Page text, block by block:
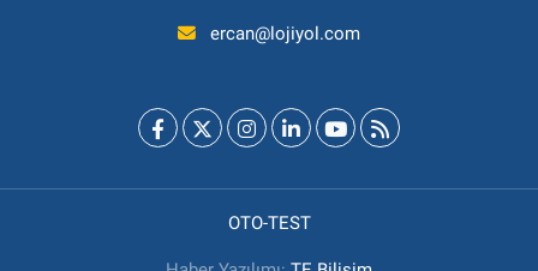
ercan@lojiyol.com
OTO-TEST